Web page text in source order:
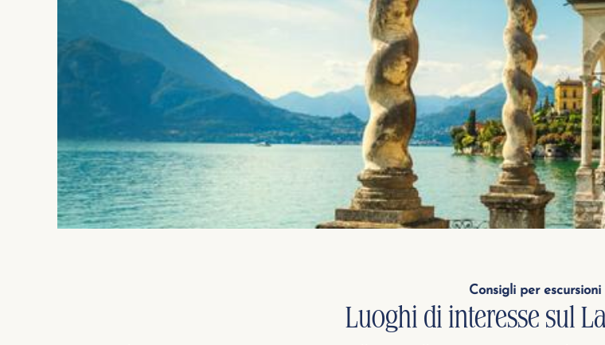
Consigli per escursioni
Luoghi di interesse sul